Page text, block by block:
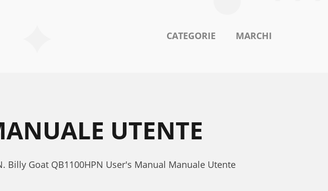
CATEGORIE MARCHI
UTENTE
Goat QB1100HPN User's Manual Manuale Utente